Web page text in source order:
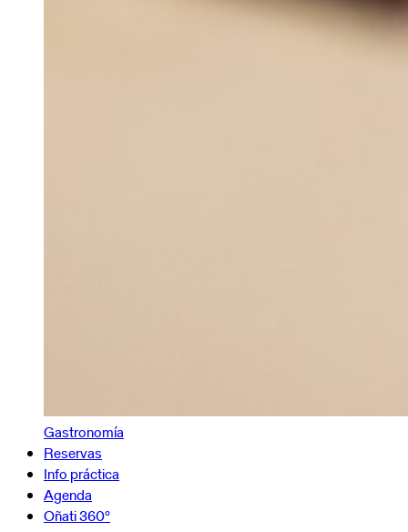
Gastronomía
Reservas
Info práctica
Agenda
Oñati 360º